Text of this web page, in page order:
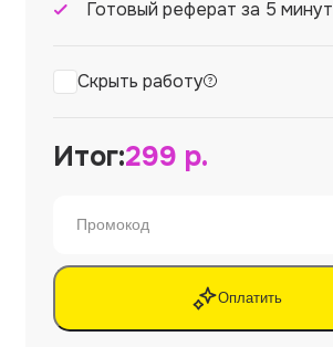
Готовый реферат за 5 минут
Скрыть работу
Итог:299 р.
Оплатить